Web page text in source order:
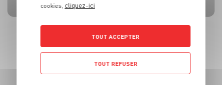
cookies, cliquez-ici
TOUT ACCEPTER
TOUT REFUSER